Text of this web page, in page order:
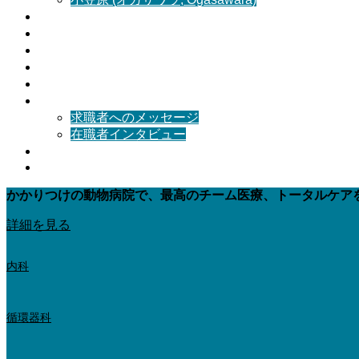
求職者へのメッセージ
在職者インタビュー
かかりつけの動物病院で、最高のチーム医療、トータルケア
詳細を見る
内科
循環器科